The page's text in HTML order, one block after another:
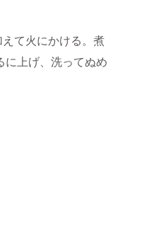
て火にかける。煮
に上げ、洗ってぬめ